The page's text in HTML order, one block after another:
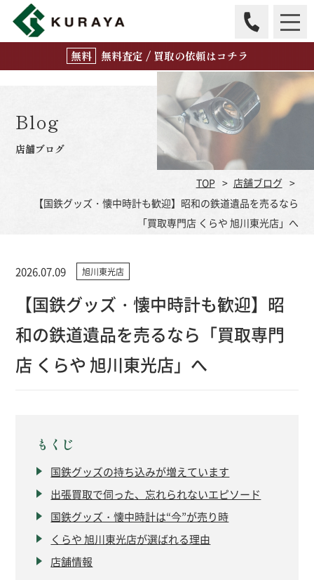
無料査定 / 買取の依頼はコチラ
Blog
店舗ブログ
TOP
店舗ブログ
【国鉄グッズ・懐中時計も歓迎】昭和の鉄道遺品を売るなら
「買取専門店 くらや 旭川東光店」へ
2026.07.09 旭川東光店
【国鉄グッズ・懐中時計も歓迎】昭
和の鉄道遺品を売るなら「買取専門
店 くらや 旭川東光店」へ
もくじ
国鉄グッズの持ち込みが増えています
出張買取で伺った、忘れられないエピソード
国鉄グッズ・懐中時計は“今”が売り時
くらや 旭川東光店が選ばれる理由
店舗情報